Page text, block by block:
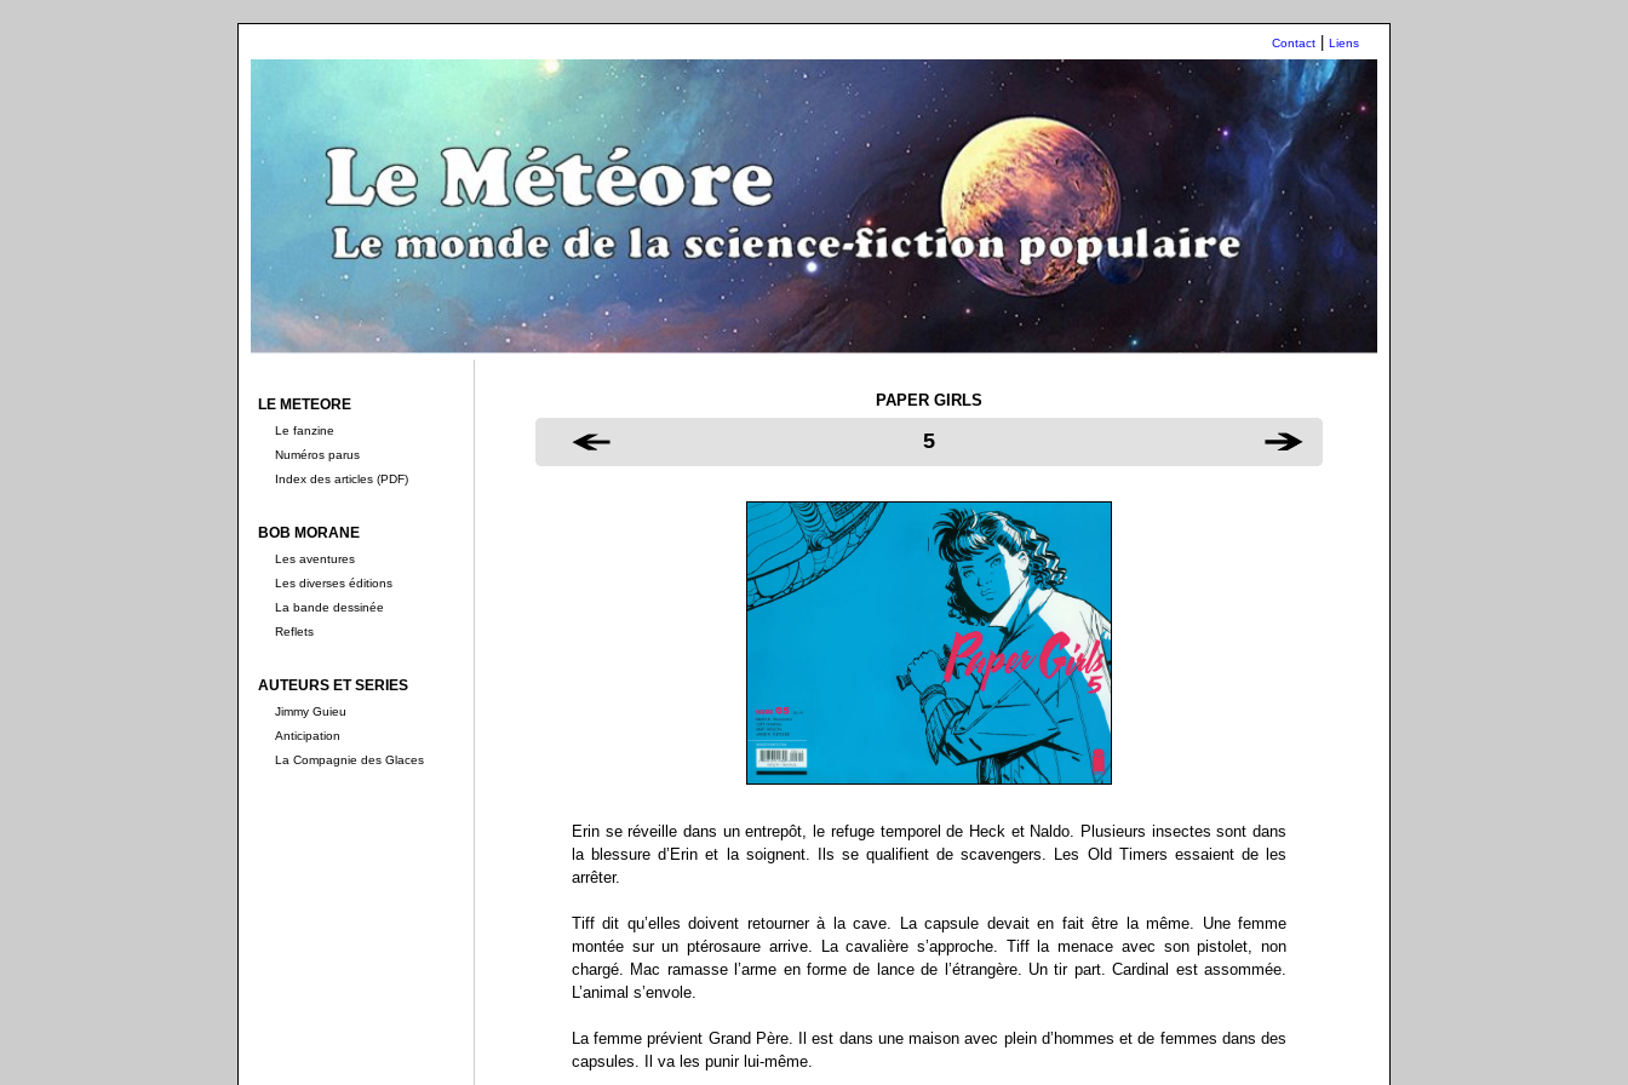
Contact Liens
LE METEORE
Le fanzine
Numéros parus
Index des articles (PDF)
BOB MORANE
Les aventures
Les diverses éditions
La bande dessinée
Reflets
AUTEURS ET SERIES
Jimmy Guieu
Anticipation
La Compagnie des Glaces
PAPER GIRLS
5
Erin se réveille dans un entrepôt, le refuge temporel de Heck et Naldo. Plusieurs insectes sont dans
la blessure d’Erin et la soignent. Ils se qualifient de scavengers. Les Old Timers essaient de les
arrêter.
Tiff dit qu’elles doivent retourner à la cave. La capsule devait en fait être la même. Une femme
montée sur un ptérosaure arrive. La cavalière s’approche. Tiff la menace avec son pistolet, non
chargé. Mac ramasse l’arme en forme de lance de l’étrangère. Un tir part. Cardinal est assommée.
L’animal s’envole.
La femme prévient Grand Père. Il est dans une maison avec plein d’hommes et de femmes dans des
capsules. Il va les punir lui-même.